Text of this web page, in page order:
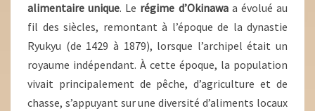
alimentaire unique. Le régime d’Okinawaa évolué au
fil des siècles, remontant à l’époque de la dynastie
Ryukyu (de 1429 à 1879), lorsque l’archipel était un
royaume indépendant. À cette époque, la population
vivait principalement de pêche, d’agriculture et de
chasse, s’appuyant sur une diversité d’aliments locaux